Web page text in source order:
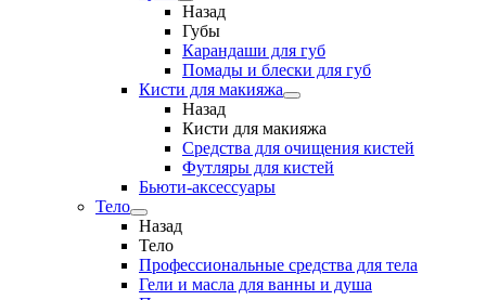
Назад
Губы
Карандаши для губ
Помады и блески для губ
Кисти для макияжа
Назад
Кисти для макияжа
Средства для очищения кистей
Футляры для кистей
Бьюти-аксессуары
Тело
Назад
Тело
Профессиональные средства для тела
Гели и масла для ванны и душа